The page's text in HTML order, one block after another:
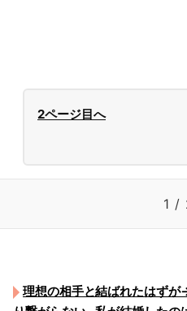
2ページ目へ
1 /
理想の相手と結ばれたはず